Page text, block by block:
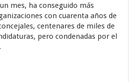
mes, ha conseguido más
con cuarenta años de
centenares de miles de
pero condenadas por el